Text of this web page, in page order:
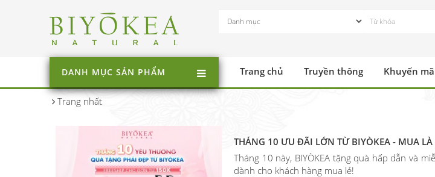
DANH MỤC SẢN PHẨM Trang chủ Truyền thông Khuyến
Trang nhất
THÁNG 10 ƯU ĐÃI LỚN TỪ BIYÒKEA - MUA LÀ
Tháng 10 này, BIYÒKEA tặng quà hấp dẫn và
dành cho khách hàng mua lẻ!